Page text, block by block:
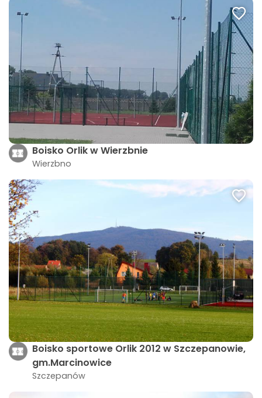
Boisko Orlik w Wierzbnie
Wierzbno
Boisko sportowe Orlik 2012 w Szczepanowie,
gm.Marcinowice
Szczepanów